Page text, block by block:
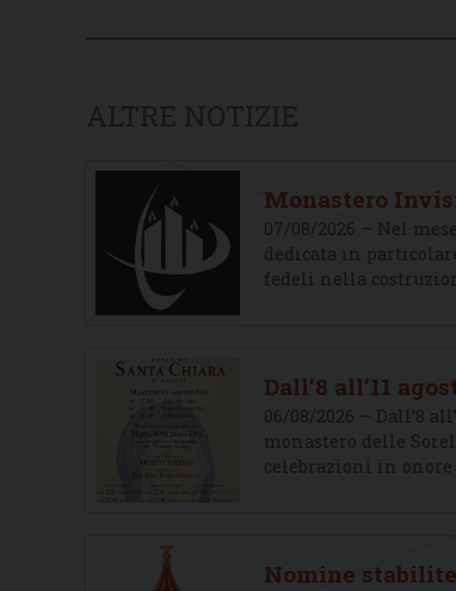
Monastero
07/08/2026 – Nel
dedicata in
fedeli nella
Dall’8 all’11
06/08/2026 – Dall’8
monastero delle
celebrazioni in onore
Nomine